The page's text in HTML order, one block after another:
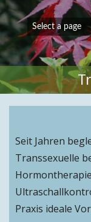
Seit Jahren
Transsexuelle
Praxis ideale